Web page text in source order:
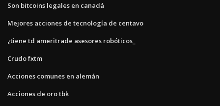
Son bitcoins legales en canadá
Mejores acciones de tecnología de centavo
¿tiene td ameritrade asesores robóticos_
Crudo fxtm
Acciones comunes en alemán
Acciones de oro tbk